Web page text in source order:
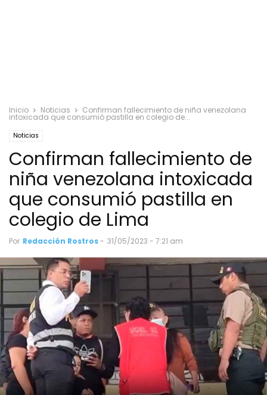
Inicio Noticias Confirman fallecimiento de niña venezolana
intoxicada que consumió pastilla en colegio de...
Noticias
Confirman fallecimiento de
niña venezolana intoxicada
que consumió pastilla en
colegio de Lima
Por Redacción Rostros- 31/05/2023 - 7:21 am